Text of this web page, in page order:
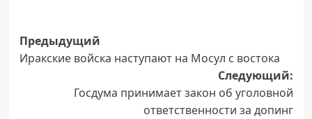
Навигация
записи
Предыдущий
Иракские войска наступают на Мосул с востока
Следующий:
Госдума принимает закон об уголовной
ответственности за допинг